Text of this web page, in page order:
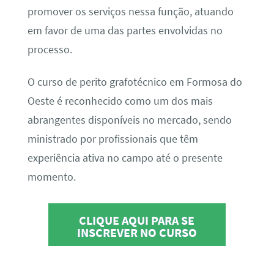
promover os serviços nessa função, atuando
em favor de uma das partes envolvidas no
processo.
O curso de perito grafotécnico em Formosa do
Oeste é reconhecido como um dos mais
abrangentes disponíveis no mercado, sendo
ministrado por profissionais que têm
experiência ativa no campo até o presente
momento.
CLIQUE AQUI PARA SE
INSCREVER NO CURSO